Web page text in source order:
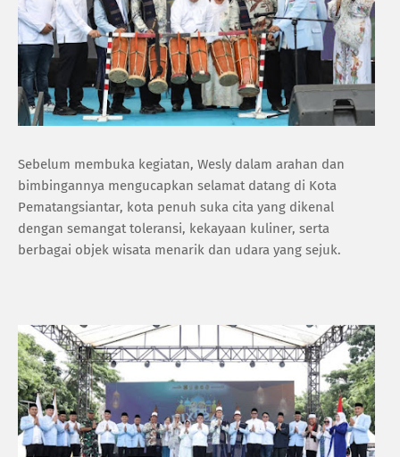
Sebelum membuka kegiatan, Wesly dalam arahan dan
bimbingannya mengucapkan selamat datang di Kota
Pematangsiantar, kota penuh suka cita yang dikenal
dengan semangat toleransi, kekayaan kuliner, serta
berbagai objek wisata menarik dan udara yang sejuk.